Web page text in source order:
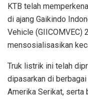
KTB telah
di ajang Gaikindo
Vehicle (GIICOMVEC)
mensosialisasikan
Truk listrik ini telah
dipasarkan di
Amerika Serikat, serta